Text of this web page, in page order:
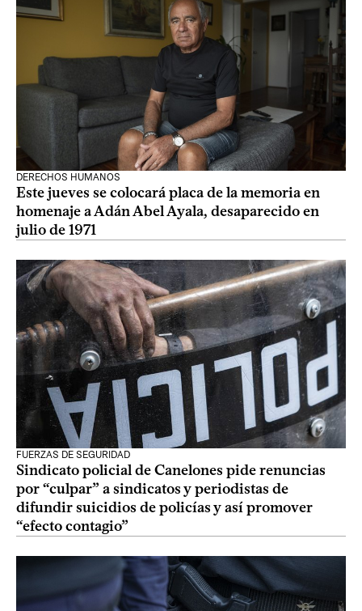
DERECHOS HUMANOS
Este jueves se colocará placa de la memoria en
homenaje a Adán Abel Ayala, desaparecido en
julio de 1971
FUERZAS DE SEGURIDAD
Sindicato policial de Canelones pide renuncias
por “culpar” a sindicatos y periodistas de
difundir suicidios de policías y así promover
“efecto contagio”